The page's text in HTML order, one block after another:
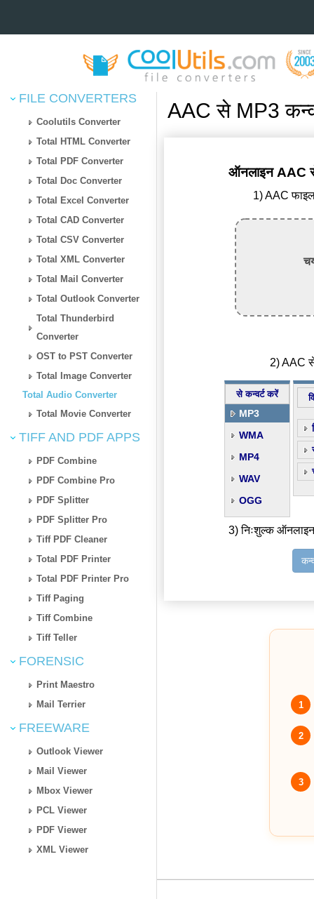
FILE CONVERTERS
Coolutils Converter
Total HTML Converter
Total PDF Converter
Total Doc Converter
Total Excel Converter
Total CAD Converter
Total CSV Converter
Total XML Converter
Total Mail Converter
Total Outlook Converter
Total Thunderbird
Converter
OST to PST Converter
Total Image Converter
Total Audio Converter
Total Movie Converter
TIFF AND PDF APPS
PDF Combine
PDF Combine Pro
PDF Splitter
PDF Splitter Pro
Tiff PDF Cleaner
Total PDF Printer
Total PDF Printer Pro
Tiff Paging
Tiff Combine
Tiff Teller
FORENSIC
Print Maestro
Mail Terrier
FREEWARE
Outlook Viewer
Mail Viewer
Mbox Viewer
PCL Viewer
PDF Viewer
XML Viewer
AAC से MP3
ऑनलाइन AAC
1) AAC
2) AAC
से कन्वर्ट करें
MP3
WMA
MP4
WAV
OGG
3) निःशुल्क
1
2
3